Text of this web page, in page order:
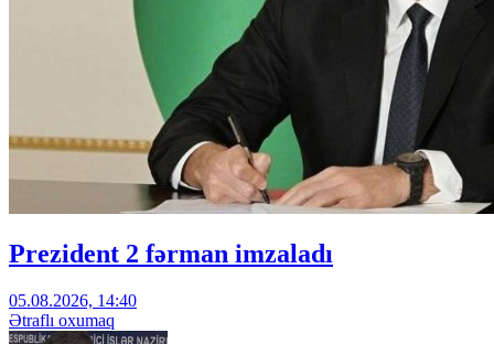
Prezident 2 fərman imzaladı
05.08.2026, 14:40
Ətraflı oxumaq